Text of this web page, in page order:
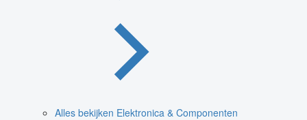
Alles bekijken Elektronica & Componenten